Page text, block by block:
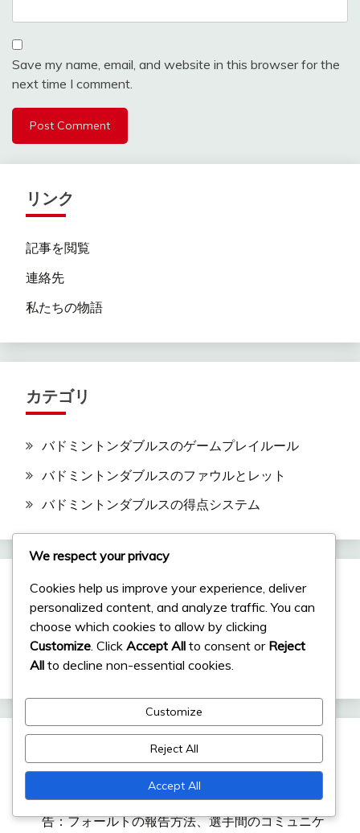
Save my name, email, and website in this browser for the
next time I comment.
リンク
記事を閲覧
連絡先
私たちの物語
カテゴリ
バドミントンダブルスのゲームプレイルール
バドミントンダブルスのファウルとレット
バドミントンダブルスの得点システム
検索
Search
for:
バドミントンにおけるダブルスフォールトの報
告：フォールトの報告方法、選手間のコミュニケ
We respect your privacy
Cookies help us improve your experience, deliver
personalized content, and analyze traffic. You can
choose which cookies to allow by clicking
Customize . Click Accept All to consent or Reject
All to decline non-essential cookies.
Customize
Reject All
Accept All